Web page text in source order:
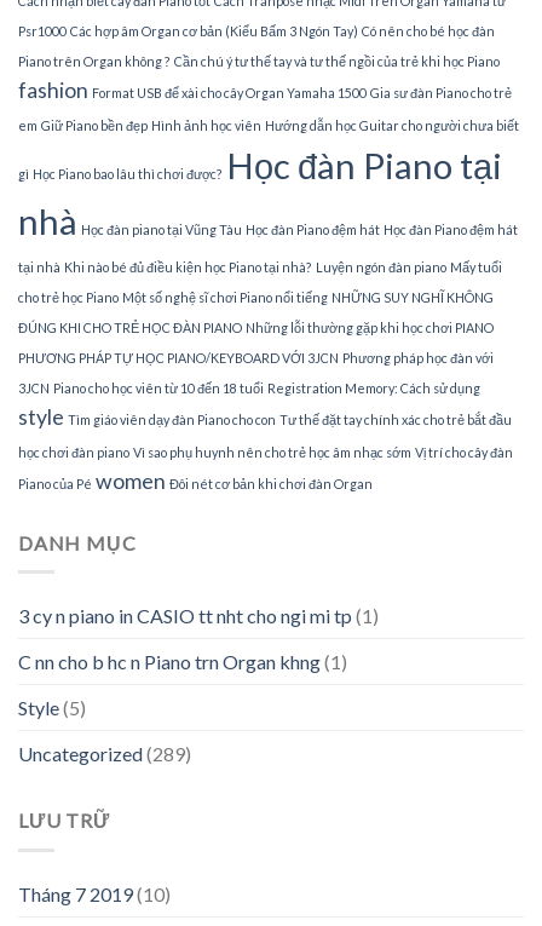
Psr1000 Các hợp âm Organ cơ bản (Kiểu Bấm 3 Ngón Tay) Có nên cho bé học đàn
Piano trên Organ không ? Cần chú ý tư thế tay và tư thế ngồi của trẻ khi học Piano
fashion Format USB để xài cho cây Organ Yamaha 1500 Gia sư đàn Piano cho trẻ
em Giữ Piano bền đẹp Hình ảnh học viên Hướng dẫn học Guitar cho người chưa biết
gì Học Piano bao lâu thì chơi được? Học đàn Piano tại
nhà Học đàn piano tại Vũng Tàu Học đàn Piano đệm hát Học đàn Piano đệm hát
tại nhà Khi nào bé đủ điều kiện học Piano tại nhà? Luyện ngón đàn piano Mấy tuổi
cho trẻ học Piano Một số nghệ sĩ chơi Piano nổi tiếng NHỮNG SUY NGHĨ KHÔNG
ĐÚNG KHI CHO TRẺ HỌC ĐÀN PIANO Những lỗi thường gặp khi học chơi PIANO
PHƯƠNG PHÁP TỰ HỌC PIANO/KEYBOARD VỚI 3JCN Phương pháp học đàn với
3JCN Piano cho học viên từ 10 đến 18 tuổi Registration Memory: Cách sử dụng
style Tìm giáo viên dạy đàn Piano cho con Tư thế đặt tay chính xác cho trẻ bắt đầu
học chơi đàn piano Vì sao phụ huynh nên cho trẻ học âm nhạc sớm Vị trí cho cây đàn
Piano của Pé women Đôi nét cơ bản khi chơi đàn Organ
DANH MỤC
3 cy n piano in CASIO tt nht cho ngi mi tp (1)
C nn cho b hc n Piano trn Organ khng(1)
Style(5)
Uncategorized(289)
LƯU TRỮ
Tháng 7 2019(10)